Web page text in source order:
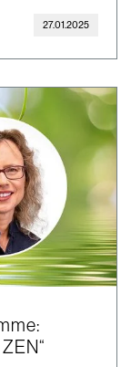
27.01.2025